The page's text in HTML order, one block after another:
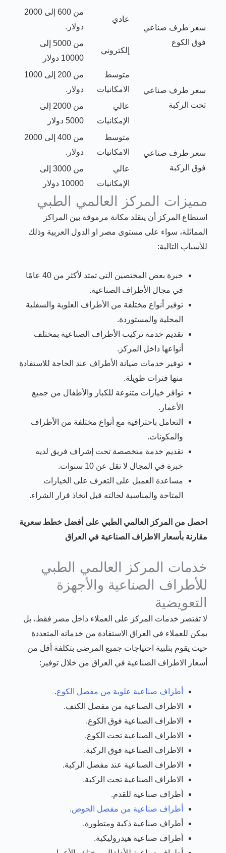
سعر طرف صناعي
فوق الكوع
عادي
من 600 إلى 2000
دولار.
إلكتروني
من 5000 إلى
10000 دولار
سعر طرف صناعي
تحت الركبة
متوسط
الامكانيات
من 200 إلى 1000
دولار.
عالي
الإمكانيات
من 2000 إلى
5000 دولار
سعر طرف صناعي
فوق الركبة
متوسط
الامكانيات
من 400 إلى 2000
دولار.
عالي
الإمكانيات
من 3000 إلى
10000 دولار
مميزات المركز العالمي الطبي
استطاع المركز أن يتقلد مكانة مرموقة بين المراكز
المماثلة، سواء على مستوى مصر او الدول العربية وذلك
للأسباب التالية:
خبرة بعض المختصين التي تمتد لأكثر من 40 عامًا
في مجال الأطراف الصناعية.
توفير أنواع مختلفة من الأطراف العلوية والسفلية
المحلية والمستوردة.
تقديم خدمة تركيب الأطراف الصناعية بمختلف
أنواعها داخل المركز.
توفير خدمات صيانة الأطراف عند الحاجة للاستفادة
منها فترات طويلة.
توافر خيارات متنوعة للكبار والأطفال من جميع
الأعمار.
التعامل باحترافية مع أنواع مختلفة من الأطراف
والمكونات.
تقديم خدمة متخصصة تحت إشراف فريق لديه
خبرة في المجال لا تقل عن 10 سنوات.
مساعدة العميل على التعرف على الخيارات
المتاحة والمناسبة لحالته قبل اتخاذ قرار الشراء.
احصل من المركز العالمي الطبي على أفضل خطط سعرية
مقارنة بأسعار الاطراف الصناعية في العراق
خدمات المركز العالمي الطبي
للأطراف الصناعية والأجهزة
التعويضية
لا تقتصر خدمات المركز على العملاء داخل مصر فقط، بل
يمكن للعملاء في العراق الاستفادة من خدماته المتعددة
حيث يقوم بتلبية احتياجات جميع المرضى بتكلفة أقل من
أسعار الاطراف الصناعية في العراق من خلال توفير:
أطراف صناعية علوية من مفصل الكوع.
الاطراف الصناعية من مفصل الكتف.
الاطراف الصناعية فوق الكوع.
الاطراف الصناعية تحت الكوع.
الاطراف الصناعية فوق الركبة.
الاطراف الصناعية عند مفصل الركبة.
الاطراف الصناعية تحت الركبة.
أطراف صناعية للقدم.
أطراف صناعية من مفصل الحوض.
أطراف صناعية ذكية ومتطورة.
أطراف صناعية هيدروليكية.